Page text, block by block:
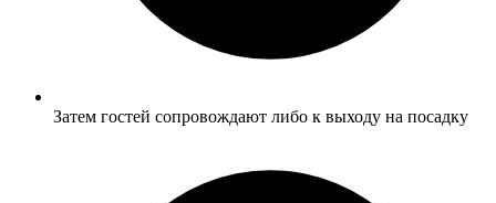
Затем гостей сопровождают либо к выходу на посадку